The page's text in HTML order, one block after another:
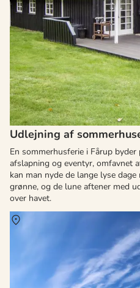
Udlejning af
En sommerhusferie i Fårup
afslapning og eventyr, omfavnet
kan man nyde de lange lyse
grønne, og de lune aftener med
over havet.